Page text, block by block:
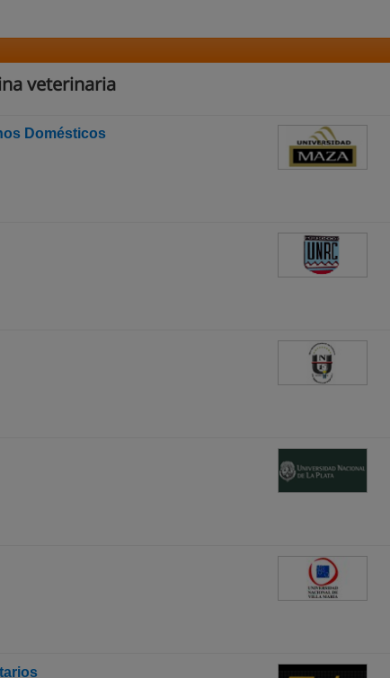
veterinaria
Domésticos